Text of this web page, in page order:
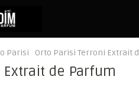
Parisi Orto Parisi Terroni Extrait
de Parfum